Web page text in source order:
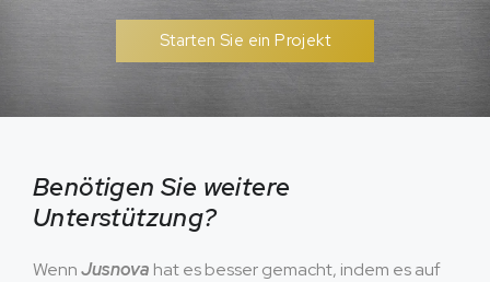
Starten Sie ein Projekt
Benötigen Sie weitere
Unterstützung?
WennJusnova hat es besser gemacht, indem es auf